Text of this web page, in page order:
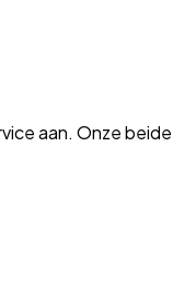
aan. Onze beide